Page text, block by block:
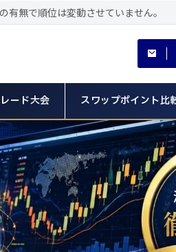
無で順位は変動させていません。
レード大会 スワップポイント比